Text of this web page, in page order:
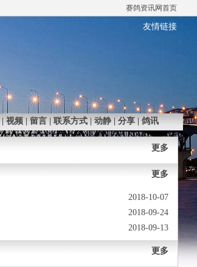
赛鸽资讯网首页
友情链接
视频 留言 联系方式 动静 分享 鸽讯
更多
更多
2018-10-07
2018-09-24
2018-09-13
更多